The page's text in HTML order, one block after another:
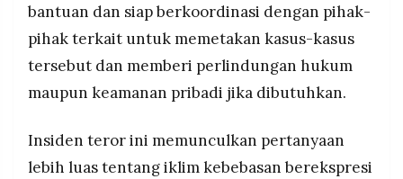
bantuan dan siap berkoordinasi dengan pihak-
pihak terkait untuk memetakan kasus-kasus
tersebut dan memberi perlindungan hukum
maupun keamanan pribadi jika dibutuhkan.
Insiden teror ini memunculkan pertanyaan
lebih luas tentang iklim kebebasan berekspresi